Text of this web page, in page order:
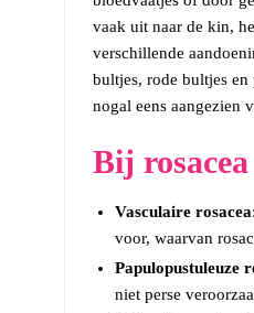
vaak uit naar de kin,
verschillende
bultjes, rode bultjes
nogal eens aangezien
Bij
Vasculaire rosacea
voor, waarvan
Papulopustuleuze
niet perse